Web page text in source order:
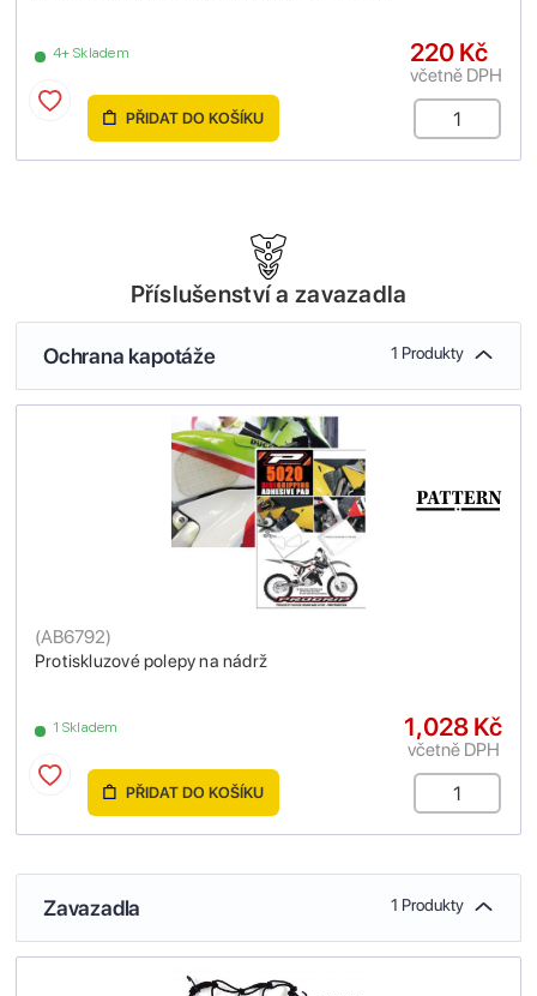
4+ Skladem 220 Kč
včetně DPH
PŘIDAT DO KOŠÍKU
Příslušenství a zavazadla
Ochrana kapotáže 1 Produkty
Protiskluzové polepy na nádrž
(AB6792)
1 Skladem 1,028 Kč
včetně DPH
PŘIDAT DO KOŠÍKU
Zavazadla 1 Produkty